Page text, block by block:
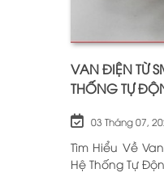
VAN ĐIỆN TỪ
THỐNG TỰ
03 Tháng 07,
Tìm Hiểu Về
Hệ Thống Tự